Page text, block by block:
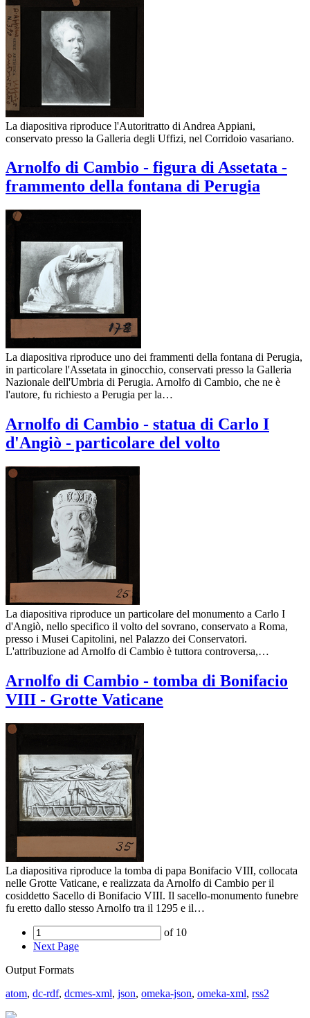
La diapositiva riproduce l'Autoritratto di Andrea Appiani,
conservato presso la Galleria degli Uffizi, nel Corridoio vasariano.
Arnolfo di Cambio - figura di Assetata -
frammento della fontana di Perugia
La diapositiva riproduce uno dei frammenti della fontana di Perugia,
in particolare l'Assetata in ginocchio, conservati presso la Galleria
Nazionale dell'Umbria di Perugia. Arnolfo di Cambio, che ne è
l'autore, fu richiesto a Perugia per la…
Arnolfo di Cambio - statua di Carlo I
d'Angiò - particolare del volto
La diapositiva riproduce un particolare del monumento a Carlo I
d'Angiò, nello specifico il volto del sovrano, conservato a Roma,
presso i Musei Capitolini, nel Palazzo dei Conservatori.
L'attribuzione ad Arnolfo di Cambio è tuttora controversa,…
Arnolfo di Cambio - tomba di Bonifacio
VIII - Grotte Vaticane
La diapositiva riproduce la tomba di papa Bonifacio VIII, collocata
nelle Grotte Vaticane, e realizzata da Arnolfo di Cambio per il
cosiddetto Sacello di Bonifacio VIII. Il sacello-monumento funebre
fu eretto dallo stesso Arnolfo tra il 1295 e il…
of 10
Next Page
Output Formats
atom, dc-rdf, dcmes-xml, json, omeka-json, omeka-xml, rss2